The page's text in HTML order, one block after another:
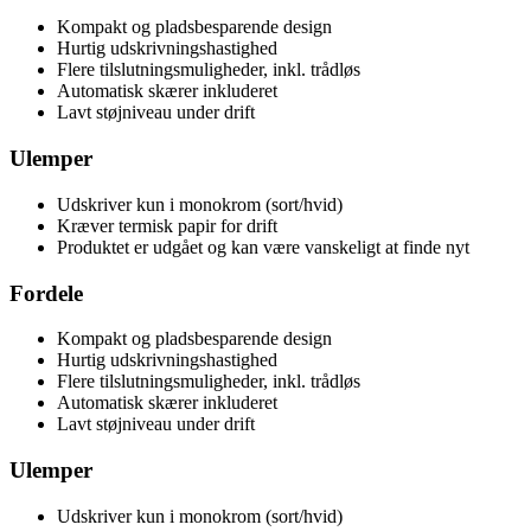
Kompakt og pladsbesparende design
Hurtig udskrivningshastighed
Flere tilslutningsmuligheder, inkl. trådløs
Automatisk skærer inkluderet
Lavt støjniveau under drift
Ulemper
Udskriver kun i monokrom (sort/hvid)
Kræver termisk papir for drift
Produktet er udgået og kan være vanskeligt at finde nyt
Fordele
Kompakt og pladsbesparende design
Hurtig udskrivningshastighed
Flere tilslutningsmuligheder, inkl. trådløs
Automatisk skærer inkluderet
Lavt støjniveau under drift
Ulemper
Udskriver kun i monokrom (sort/hvid)